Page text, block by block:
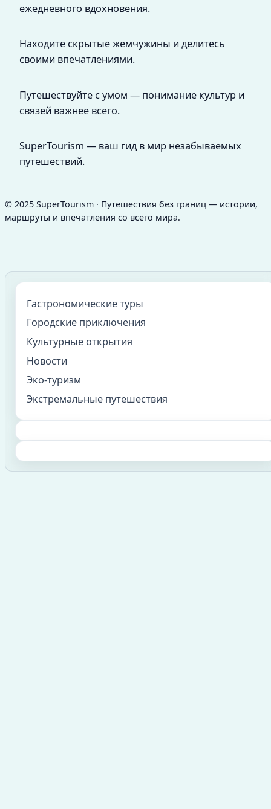
ежедневного вдохновения.
Находите скрытые жемчужины и делитесь
своими впечатлениями.
Путешествуйте с умом — понимание культур и
связей важнее всего.
SuperTourism — ваш гид в мир незабываемых
путешествий.
© 2025 SuperTourism · Путешествия без границ — истории,
маршруты и впечатления со всего мира.
Гастрономические туры
Городские приключения
Культурные открытия
Новости
Эко-туризм
Экстремальные путешествия